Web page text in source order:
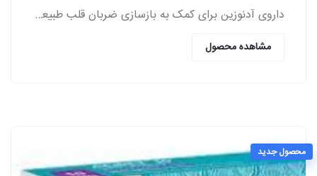
داروی آدنوزین برای کمک به بازسازی ضربان قلب طبیعی در افرادی که دارای اختلالات ریتم قلب هستند، استفاده می‌شود.
مشاهده محصول
محصول جدید